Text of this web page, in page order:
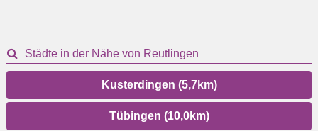
Städte in der Nähe von Reutlingen
Kusterdingen (5,7km)
Tübingen (10,0km)